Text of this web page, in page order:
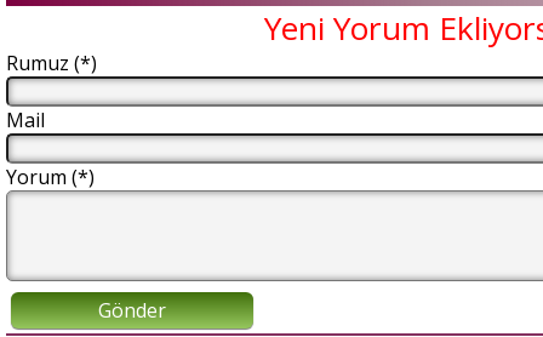
Yeni Yorum
Rumuz (*)
Mail
Yorum (*)
Gönder